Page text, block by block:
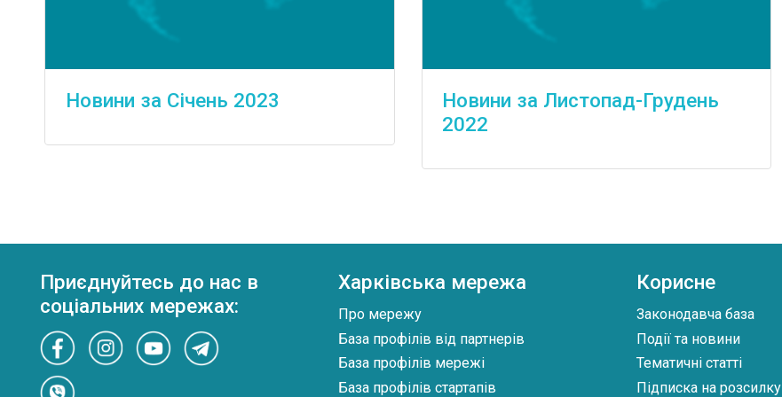
Новини за Січень 2023
Новини за Листопад-Грудень
2022
Приєднуйтесь до нас в
соціальних мережах:
Харківська мережа
Про мережу
База профілів від партнерів
База профілів мережі
База профілів стартапів
Корисне
Законодавча база
Події та новини
Тематичні статті
Підписка на розсилку